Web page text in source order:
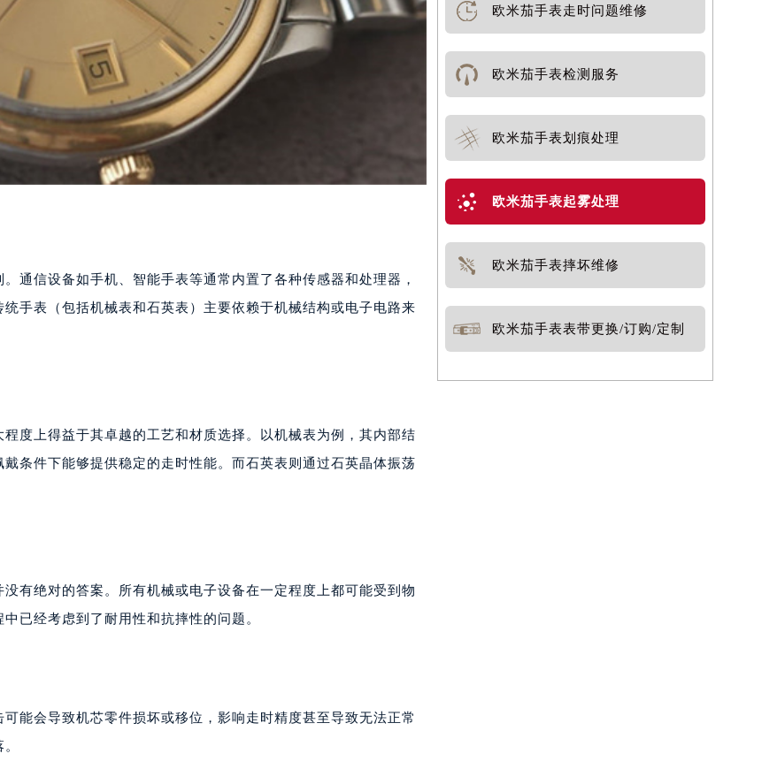
通信设备如手机、智能手表等通常内置了各种传感器和处理器，
手表（包括机械表和石英表）主要依赖于机械结构或电子电路来
度上得益于其卓越的工艺和材质选择。以机械表为例，其内部结
条件下能够提供稳定的走时性能。而石英表则通过石英晶体振荡
有绝对的答案。所有机械或电子设备在一定程度上都可能受到物
已经考虑到了耐用性和抗摔性的问题。
能会导致机芯零件损坏或移位，影响走时精度甚至导致无法正常
欧米茄手表走时问题维修
欧米茄手表检测服务
欧米茄手表划痕处理
欧米茄手表起雾处理
欧米茄手表摔坏维修
欧米茄手表表带更换/订购/定制